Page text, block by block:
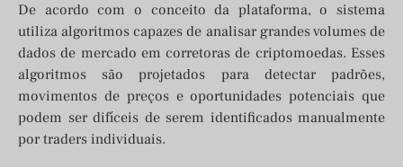
De acordo com o conceito da plataforma, o sistema
utiliza algoritmos capazes de analisar grandes volumes de
dados de mercado em corretoras de criptomoedas. Esses
algoritmos são projetados para detectar padrões,
movimentos de preços e oportunidades potenciais que
podem ser difíceis de serem identificados manualmente
por traders individuais.